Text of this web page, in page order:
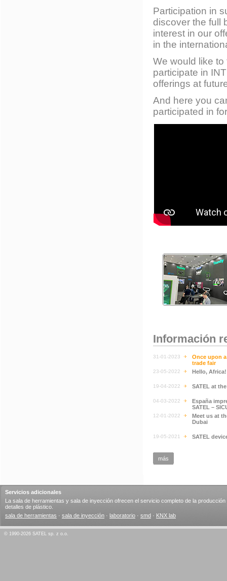
Participation in
discover the full
interest in our
in the
We would like
participate in
offerings at
And here you
participated in
Información
31-01-2023
Once upon a
trade fair
23-05-2022 Hello,
19-04-2022 SATEL at
04-03-2022
España
SATEL –
12-01-2022
Meet us at
Dubai
19-05-2021 SATEL
más
Servicios adicionales
La sala de herramientas y sala de inyección ofrecen el servicio completo de la producción
detalles de plástico.
sala de herramientas · sala de inyección · laboratorio · smd · KNX lab
© 1990-2026 SATEL sp. z o.o.